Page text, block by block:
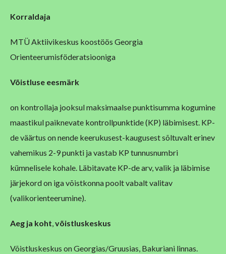
Korraldaja
MTÜ Aktiivikeskus koostöös Georgia
Orienteerumisföderatsiooniga
Võistluse eesmärk
on kontrollaja jooksul maksimaalse punktisumma kogumine
maastikul paiknevate kontrollpunktide (KP) läbimisest. KP-
de väärtus on nende keerukusest-kaugusest sõltuvalt erinev
vahemikus 2-9 punkti ja vastab KP tunnusnumbri
kümnelisele kohale. Läbitavate KP-de arv, valik ja läbimise
järjekord on iga võistkonna poolt vabalt valitav
(valikorienteerumine).
Aeg ja koht,võistluskeskus
Võistluskeskus on Georgias/Gruusias, Bakuriani linnas.